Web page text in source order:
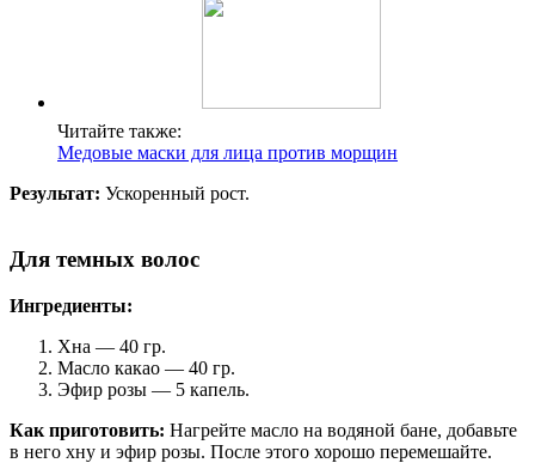
Читайте также:
Медовые маски для лица против морщин
Результат: Ускоренный рост.
Для темных волос
Ингредиенты:
Хна — 40 гр.
Масло какао — 40 гр.
Эфир розы — 5 капель.
Как приготовить: Нагрейте масло на водяной бане, добавьте
в него хну и эфир розы. После этого хорошо перемешайте.